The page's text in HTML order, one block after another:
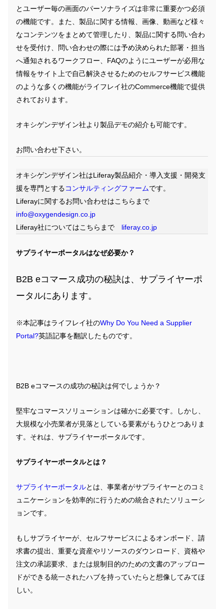
とユーザー毎の画面のパーソナライズは非常に重要かつ必須
の機能です。また、製品に関する情報、画像、動画など様々
なコンテンツをまとめて管理したり、製品に関する問い合わ
せを受付け、問い合わせの際には予め決められた部署・担当
へ通知されるワークフロー、FAQのようにユーザーが必用な
情報をサイト上で自己解決させるためのセルフサービス機能
のような多くの機能がライフレイ社のCommerce機能で提供
されております。
オキシゲンデザイン社より製品デモの紹介も可能です。
お問い合わせ下さい。
オキシゲンデザイン社はLiferay製品紹介・導入支援・開発支
援を専門とするコンサルティングファームです。
Liferayに関するお問い合わせはこちらまで
info@oxygendesign.co.jp
Liferay社についてはこちらまで liferay.co.jp
サプライヤーポータルはなぜ必要か？
B2B eコマース成功の秘訣は、サプライヤーポ
ータルにあります。
※本記事はライフレイ社のWhy Do You Need a Supplier
Portal?英語記事を翻訳したものです。
B2B eコマースの成功の秘訣は何でしょうか？
堅牢なコマースソリューションは確かに必要です。しかし、
大規模な小売業者が見落としている要素がもうひとつありま
す。それは、サプライヤーポータルです。
サプライヤーポータルとは？
サプライヤーポータルとは、事業者がサプライヤーとのコミ
ュニケーションを効率的に行うための統合されたソリューシ
ョンです。
もしサプライヤーが、セルフサービスによるオンボード、請
求書の提出、重要な資産やリソースのダウンロード、資格や
注文の承認要求、または規制目的のための文書のアップロー
ドができる統一されたハブを持っていたらと想像してみてほ
しい。